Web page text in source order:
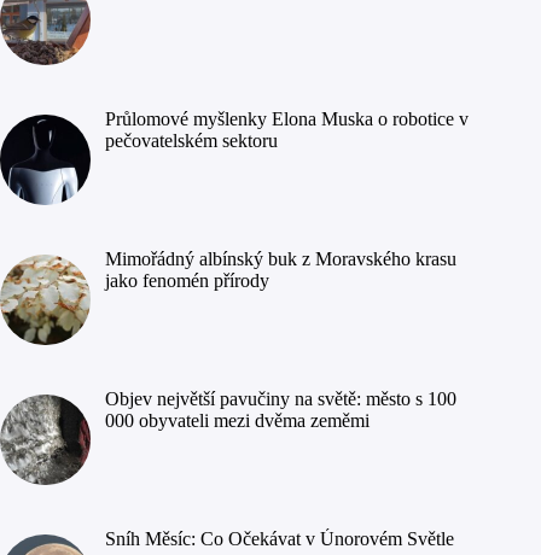
Průlomové myšlenky Elona Muska o robotice v
pečovatelském sektoru
Mimořádný albínský buk z Moravského krasu
jako fenomén přírody
Objev největší pavučiny na světě: město s 100
000 obyvateli mezi dvěma zeměmi
Sníh Měsíc: Co Očekávat v Únorovém Světle